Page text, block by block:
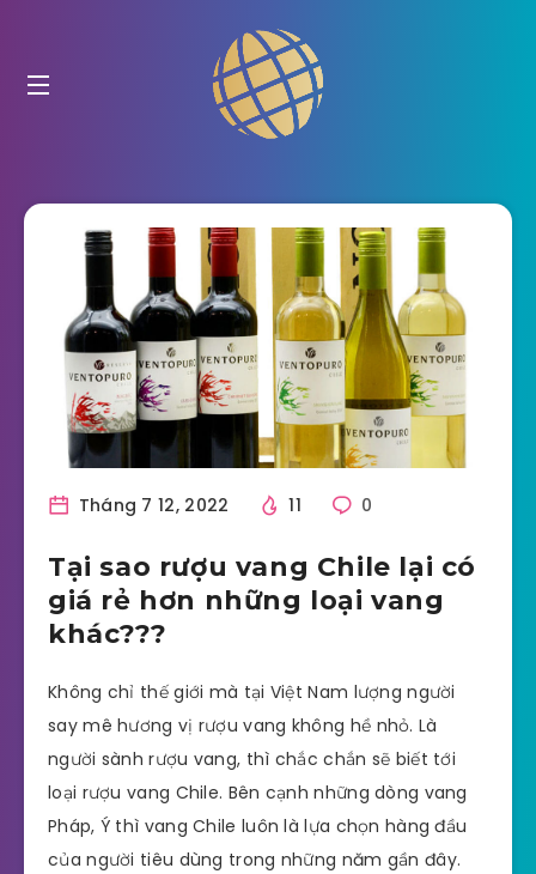
Tháng 7 12, 2022 11 0
Tại sao rượu vang Chile lại có
giá rẻ hơn những loại vang
khác???
Không chỉ thế giới mà tại Việt Nam lượng người
say mê hương vị rượu vang không hề nhỏ. Là
người sành rượu vang, thì chắc chắn sẽ biết tới
loại rượu vang Chile. Bên cạnh những dòng vang
Pháp, Ý thì vang Chile luôn là lựa chọn hàng đầu
của người tiêu dùng trong những năm gần đây.